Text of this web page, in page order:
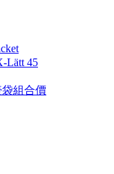
Lätt 45
組合價